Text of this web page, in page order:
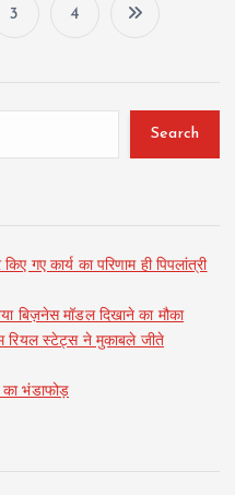
3 4
Search
गए कार्य का परिणाम ही पिपलांत्री
बिज़नेस मॉडल दिखाने का मौका
रियल स्टेट्स ने मुकाबले जीते
का भंडाफोड़